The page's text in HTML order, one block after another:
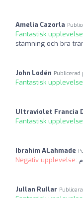
Amelia Cazorla
Fantastisk
stämning och bra
John Lodén Publicerad
Fantastisk
Ultraviolet Francia
Fantastisk
Ibrahim ALahmade
Negativ upplevelse:
Jullan Rullar